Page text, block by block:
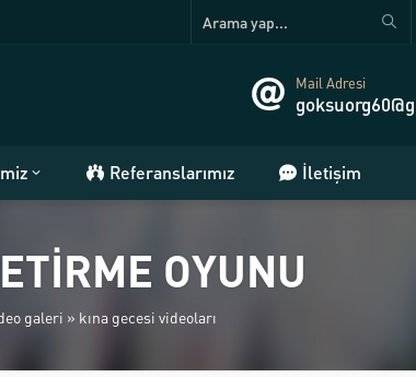
Mail Adresi
Referanslarımız İletişim
OYUNU
galeri » kına gecesi videoları